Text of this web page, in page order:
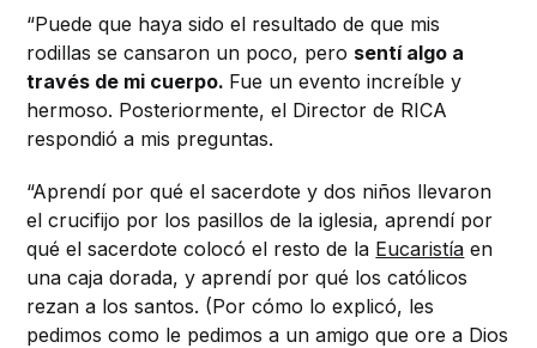
“Puede que haya sido el resultado de que mis
rodillas se cansaron un poco, pero sentí algo a
través de mi cuerpo. Fue un evento increíble y
hermoso. Posteriormente, el Director de RICA
respondió a mis preguntas.
“Aprendí por qué el sacerdote y dos niños llevaron
el crucifijo por los pasillos de la iglesia, aprendí por
qué el sacerdote colocó el resto de la Eucaristía en
una caja dorada, y aprendí por qué los católicos
rezan a los santos. (Por cómo lo explicó, les
pedimos como le pedimos a un amigo que ore a Dios